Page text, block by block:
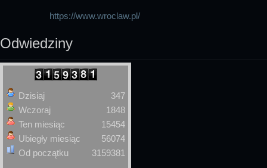
https://www.wroclaw.pl/
Odwiedziny
Dzisiaj
Wczoraj
Ten miesiąc
Ubiegły miesiąc
Od początku
347
1848
15454
56074
3159381